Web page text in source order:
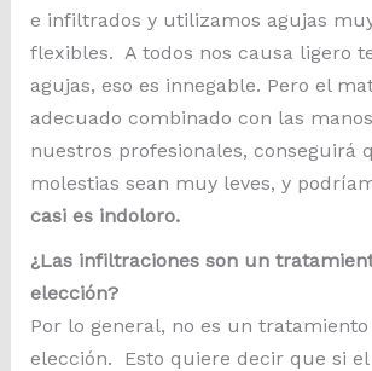
e infiltrados y utilizamos agujas
flexibles. A todos nos causa ligero
agujas, eso es innegable. Pero el
adecuado combinado con las
nuestros profesionales, conseguirá
molestias sean muy leves, y
casi es indoloro.
¿Las infiltraciones son un
elección?
Por lo general, no es un
elección. Esto quiere decir que si